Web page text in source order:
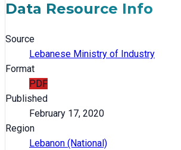
Data Resource Info
Source
Lebanese Ministry of Industry
Format
PDF
Published
February 17, 2020
Region
Lebanon (National)